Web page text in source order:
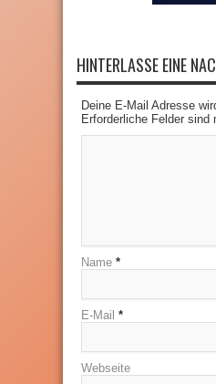
HINTERLASSE EINE
Deine E-Mail Adresse
Erforderliche Felder sind
Name *
E-Mail *
Webseite